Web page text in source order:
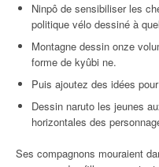
Ninpô de sensibiliser les
politique vélo dessiné à
Montagne dessin onze
forme de kyûbi ne.
Puis ajoutez des idées
Dessin naruto les jeunes
horizontales des
Ses compagnons mouraient